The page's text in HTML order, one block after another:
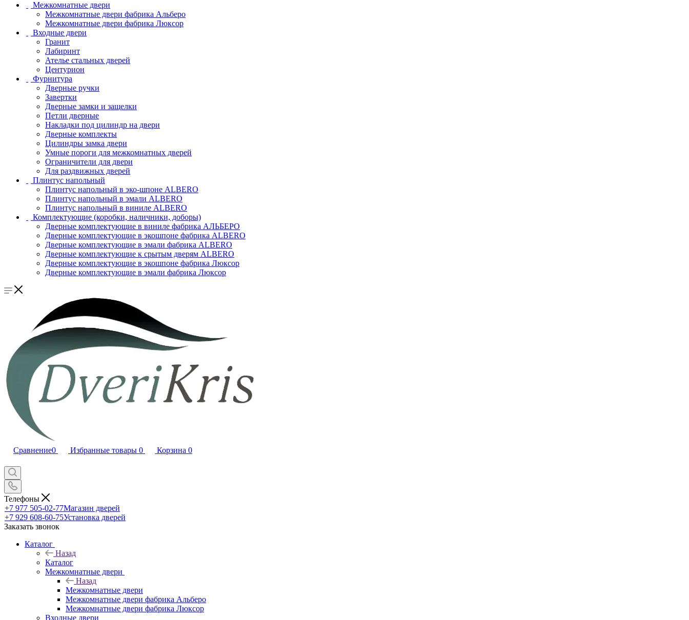
Межкомнатные двери
Межкомнатные двери фабрика Альберо
Межкомнатные двери фабрика Люксор
Входные двери
Гранит
Лабиринт
Ателье стальных дверей
Центурион
Фурнитура
Дверные ручки
Завертки
Дверные замки и защелки
Петли дверные
Накладки под цилиндр на двери
Дверные комплекты
Цилиндры замка двери
Умные пороги для межкомнатных дверей
Ограничители для двери
Для раздвижных дверей
Плинтус напольный
Плинтус напольный в эко-шпоне ALBERO
Плинтус напольный в эмали ALBERO
Плинтус напольный в виниле ALBERO
Комплектующие (коробки, наличники, доборы)
Дверные комплектующие в виниле фабрика АЛЬБЕРО
Дверные комплектующие в экошпоне фабрика ALBERO
Дверные комплектующие в эмали фабрика ALBERO
Дверные комплектующие к срытым дверям ALBERO
Дверные комплектующие в экошпоне фабрика Люксор
Дверные комплектующие в эмали фабрика Люксор
Сравнение0 Избранные товары 0 Корзина 0
Телефоны
+7 977 505-02-77Магазин дверей
+7 929 608-60-75Установка дверей
Заказать звонок
Каталог
Назад
Каталог
Межкомнатные двери
Назад
Межкомнатные двери
Межкомнатные двери фабрика Альберо
Межкомнатные двери фабрика Люксор
Входные двери